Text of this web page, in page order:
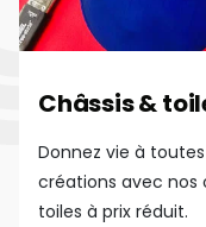
Châssis &
Donnez vie à
créations avec nos
toiles à prix réduit.